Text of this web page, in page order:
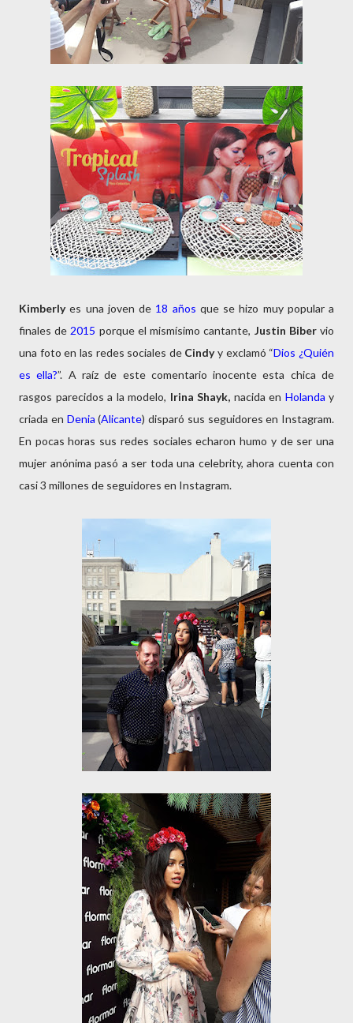
Kimberlyes una joven de 18 años que se hizo muy popular a
finales de 2015 porque el mismísimo cantante, Justin Bibervio
una foto en las redes sociales de Cindyy exclamó “Dios ¿Quién
es ella?”. A raíz de este comentario inocente esta chica de
rasgos parecidos a la modelo, Irina Shayk, nacida en Holanda y
criada en Denia (Alicante) disparó sus seguidores en Instagram.
En pocas horas sus redes sociales echaron humo y de ser una
mujer anónima pasó a ser toda una celebrity, ahora cuenta con
casi 3 millones de seguidores en Instagram.